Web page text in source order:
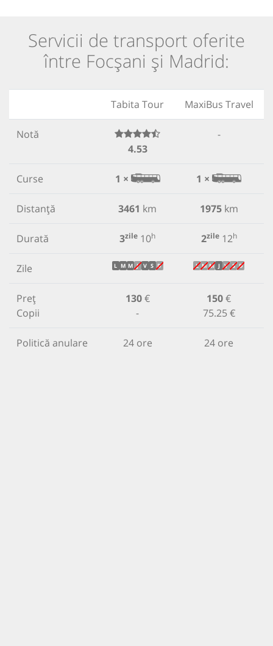
Servicii de transport oferite
între Focșani și Madrid:
Tabita Tour MaxiBus Travel
Notă
4.53
-
Curse 1 × 1 ×
Distanță 3461 km 1975km
Durată 3zile 10h 2zile12h
Zile L M M J V S D L M M J V S D
Preț
Copii
130€
-
150€
75.25 €
Politică anulare 24 ore 24 ore